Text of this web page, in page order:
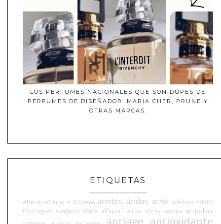
LOS PERFUMES NACIONALES QUE SON DUPES DE
PERFUMES DE DISEÑADOR: MARIA CHER, PRUNE Y
OTRAS MARCAS.
ETIQUETAS
#BesitoACerini a A-Derma aceites ácidos acné aderma Adolfo
Domínguez aengland Ahava alfaparf allure almay amope ampollas
antiage antioxidante